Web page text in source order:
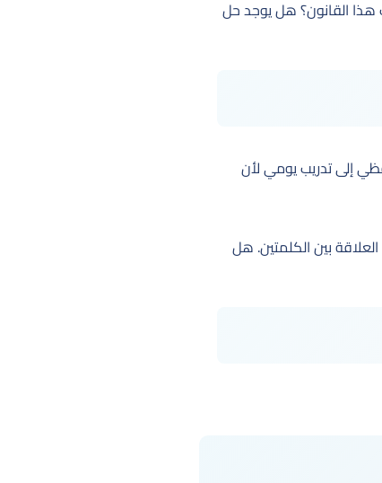
هذا القانون؟ هل يوجد حل
إلى تدريب يومي لأن
بين الكلمتين. هل